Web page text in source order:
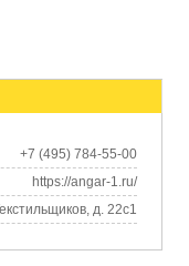
+7 (495) 784-55-00
https://angar-1.ru/
д. 22с1